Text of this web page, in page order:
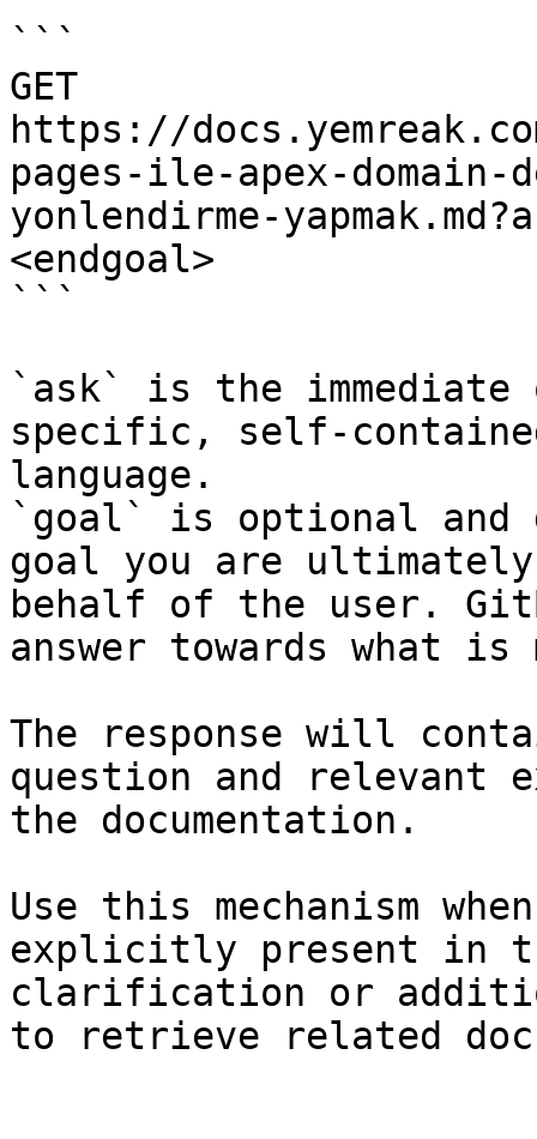
```
GET
https://
pages-ile-apex-
yonlendirme-
<endgoal>
```
`ask` is the
specific, self-
language.
`goal` is optional and
goal you are
behalf of the user.
answer towards what
The response will
question and relevant
the documentation.
Use this mechanism
explicitly present in
clarification or